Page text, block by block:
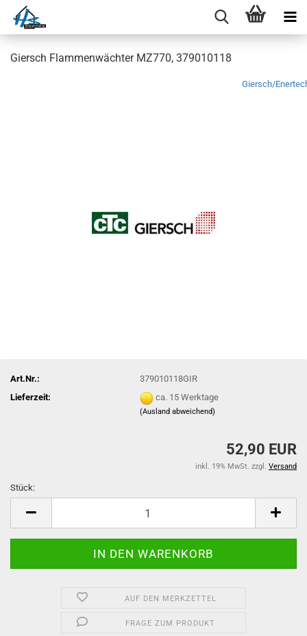
Giersch Flammenwächter MZ770, 379010118
Giersch/
Art.Nr.:
379010118GIR
Lieferzeit:
ca. 15 Werktage
(Ausland abweichend)
52,90 EUR
inkl. 19% MwSt. zzgl. Versand
Stück:
AUF DEN MERKZETTEL
FRAGE ZUM PRODUKT